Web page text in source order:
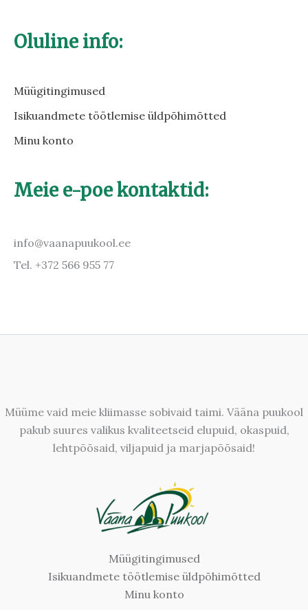
Oluline info:
Müügitingimused
Isikuandmete töötlemise üldpõhimõtted
Minu konto
Meie e-poe kontaktid:
info@vaanapuukool.ee
Tel. +372 566 955 77
Müüme vaid meie kliimasse sobivaid taimi. Vääna puukool
pakub suures valikus kvaliteetseid elupuid, okaspuid,
lehtpõõsaid, viljapuid ja marjapõõsaid!
Müügitingimused
Isikuandmete töötlemise üldpõhimõtted
Minu konto